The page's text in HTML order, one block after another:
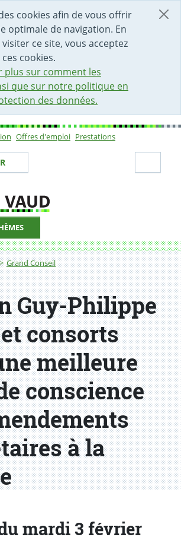
cookies afin de vous offrir
optimale de navigation. En
ce site, vous acceptez
cookies.
plus sur comment les
que sur notre politique en
des données.
DE LA PAGE
DE RECHERCHE
CONTACT
Offres d'emploi Prestations
Grand Conseil
Guy-Philippe
consorts
meilleure
conscience
à la
mardi 3 février